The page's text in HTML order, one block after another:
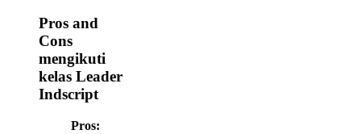
Pros and
Cons
mengikuti
kelas Leader
Indscript
Pros: